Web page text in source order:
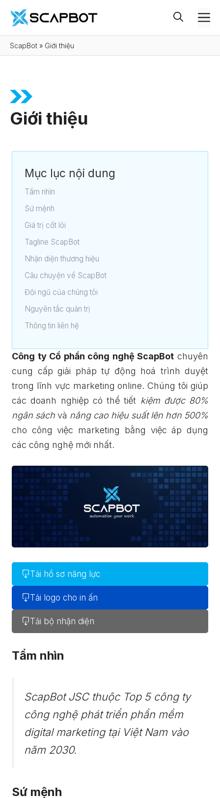
Chuyển
đến
nội
dung
ScapBot » Giới thiệu
Giới thiệu
Công ty Cổ phần công nghệ ScapBot chuyên
cung cấp giải pháp tự động hoá trình duyệt
trong lĩnh vực marketing online. Chúng tôi giúp
các doanh nghiệp có thể tiết kiệm được 80%
ngân sách và nâng cao hiệu suất lên hơn 500%
cho công việc marketing bằng việc áp dụng
các công nghệ mới nhất.
Tải hồ sơ năng lực
Tải logo cho in ấn
Tải bộ nhận diện
Tầm nhìn
ScapBot JSC thuộc Top 5 công ty
công nghệ phát triển phần mềm
digital marketing tại Việt Nam vào
năm 2030.
Sứ mệnh
Mục lục nội dung
Tầm nhìn
Sứ mệnh
Giá trị cốt lõi
Tagline ScapBot
Nhận diện thương hiệu
Câu chuyện về ScapBot
Đội ngũ của chúng tôi
Nguyên tắc quản trị
Thông tin liên hệ